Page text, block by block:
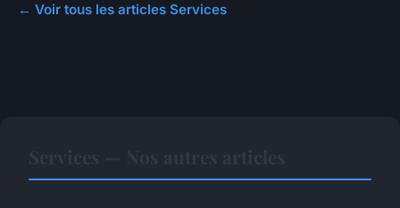
← Voir tous les articles Services